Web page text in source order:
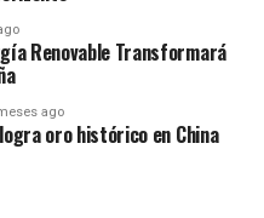
en los
comentó
Renovable Transformará
ago
oro histórico en China